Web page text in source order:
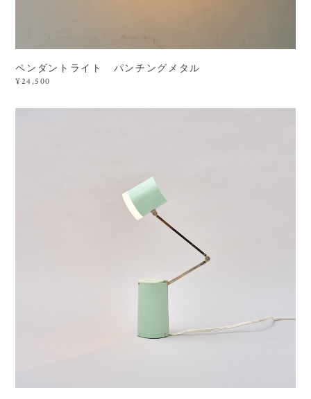
ペンダントライト パンチングメタル
¥24,500